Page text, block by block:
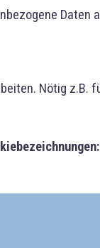
Daten
Nötig z.B.